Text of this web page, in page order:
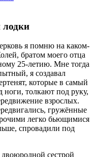
я помню на каком-
братом моего отца
25-летию. Мне тогда
я создавал
которые в самый
толкают под руку,
взрослых.
гружённые
легко бьющимися
спровадили под
сестрой